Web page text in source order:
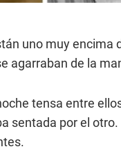
uno muy encima
de la
tensa entre
sentada por el